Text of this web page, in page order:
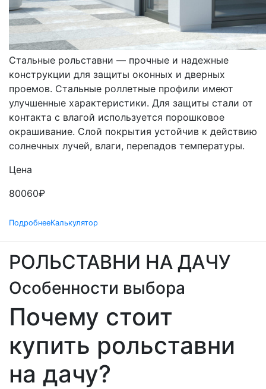
РОЛЬСТАВНИ
СТАЛЬНЫЕ
Стальные рольставни — прочные и надежные
конструкции для защиты оконных и дверных
проемов. Стальные роллетные профили имеют
улучшенные характеристики. Для защиты стали от
контакта с влагой используется порошковое
окрашивание. Слой покрытия устойчив к действию
солнечных лучей, влаги, перепадов температуры.
Цена
80060₽
ПодробнееКалькулятор
РОЛЬСТАВНИ НА ДАЧУ
Особенности выбора
Почему стоит
купить рольставни
на дачу?